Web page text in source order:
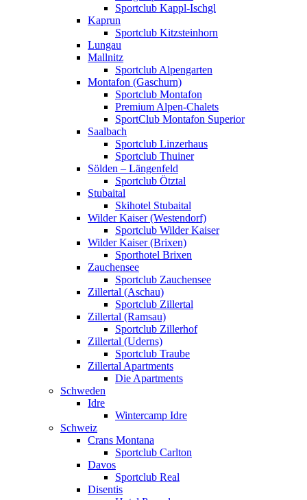
Sportclub Kappl-Ischgl
Kaprun
Sportclub Kitzsteinhorn
Lungau
Mallnitz
Sportclub Alpengarten
Montafon (Gaschurn)
Sportclub Montafon
Premium Alpen-Chalets
SportClub Montafon Superior
Saalbach
Sportclub Linzerhaus
Sportclub Thuiner
Sölden – Längenfeld
Sportclub Ötztal
Stubaital
Skihotel Stubaital
Wilder Kaiser (Westendorf)
Sportclub Wilder Kaiser
Wilder Kaiser (Brixen)
Sporthotel Brixen
Zauchensee
Sportclub Zauchensee
Zillertal (Aschau)
Sportclub Zillertal
Zillertal (Ramsau)
Sportclub Zillerhof
Zillertal (Uderns)
Sportclub Traube
Zillertal Apartments
Die Apartments
Schweden
Idre
Wintercamp Idre
Schweiz
Crans Montana
Sportclub Carlton
Davos
Sportclub Real
Disentis